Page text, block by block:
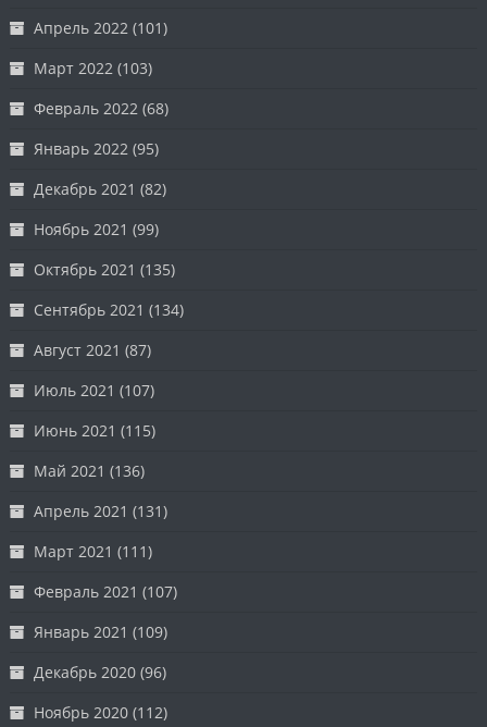
Апрель 2022 (101)
Март 2022 (103)
Февраль 2022 (68)
Январь 2022 (95)
Декабрь 2021 (82)
Ноябрь 2021 (99)
Октябрь 2021 (135)
Сентябрь 2021 (134)
Август 2021 (87)
Июль 2021 (107)
Июнь 2021 (115)
Май 2021 (136)
Апрель 2021 (131)
Март 2021 (111)
Февраль 2021 (107)
Январь 2021 (109)
Декабрь 2020 (96)
Ноябрь 2020 (112)